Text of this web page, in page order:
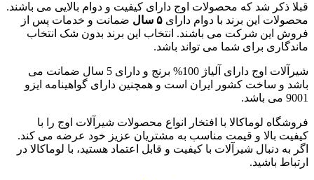
قبلا ذکر شد که محصولات اوج دارای کیفیت و دوام بالایی می باشند.
محصولات این برند با دوام دارای ۵ سال
ضمانت و خدمات پس از
فروش این شرکت می باشند. انتخاب این برند بدون شک انتخاب
ماندگاری برای شما می تواند باشد.
شیرآلات اوج دارای آلیاژ 100% برنج و دارای 5 سال ضمانت می
باشد و ساخت کشور ایران است و همچنین دارای گواهینامه ایزو
9001 می باشد.
فروشگاه لوماکالا با افتخار انواع محصولات شیرآلات اوج را با
کیفیت بالا و قیمت مناسب به مشتریان عزیز خود عرضه می کند.
اگر به دنبال شیرآلات با کیفیت و قابل اعتماد هستید، با لوماکالا در
ارتباط باشید.